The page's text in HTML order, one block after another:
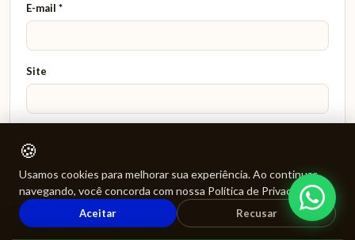
E-mail *
Site
Salvar meus dados neste navegador para a próxima vez que
eu comentar.
🍪
Usamos cookies para melhorar sua experiência. Ao continuar
navegando, você concorda com nossa Política de Privacidade.
Aceitar Recusar